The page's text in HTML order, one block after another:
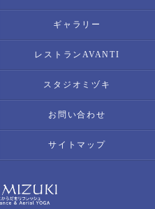
ギャラリー
レストランAVANTI
スタジオミヅキ
お問い合わせ
サイトマップ